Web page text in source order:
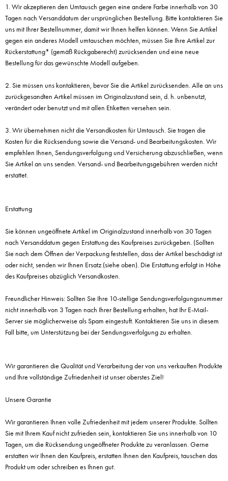
1. Wir akzeptieren den Umtausch gegen eine andere Farbe innerhalb von 30
Tagen nach Versanddatum der ursprünglichen Bestellung. Bitte kontaktieren Sie
uns mit Ihrer Bestellnummer, damit wir Ihnen helfen können. Wenn Sie Artikel
gegen ein anderes Modell umtauschen möchten, müssen Sie Ihre Artikel zur
Rückerstattung* (gemäß Rückgaberecht) zurücksenden und eine neue
Bestellung für das gewünschte Modell aufgeben.
2. Sie müssen uns kontaktieren, bevor Sie die Artikel zurücksenden. Alle an uns
zurückgesandten Artikel müssen im Originalzustand sein, d. h. unbenutzt,
verändert oder benutzt und mit allen Etiketten versehen sein.
3. Wir übernehmen nicht die Versandkosten für Umtausch. Sie tragen die
Kosten für die Rücksendung sowie die Versand- und Bearbeitungskosten. Wir
empfehlen Ihnen, Sendungsverfolgung und Versicherung abzuschließen, wenn
Sie Artikel an uns senden. Versand- und Bearbeitungsgebühren werden nicht
erstattet.
Erstattung
Sie können ungeöffnete Artikel im Originalzustand innerhalb von 30 Tagen
nach Versanddatum gegen Erstattung des Kaufpreises zurückgeben. (Sollten
Sie nach dem Öffnen der Verpackung feststellen, dass der Artikel beschädigt ist
oder nicht, senden wir Ihnen Ersatz (siehe oben). Die Erstattung erfolgt in Höhe
des Kaufpreises abzüglich Versandkosten.
Freundlicher Hinweis: Sollten Sie Ihre 10-stellige Sendungsverfolgungsnummer
nicht innerhalb von 3 Tagen nach Ihrer Bestellung erhalten, hat Ihr E-Mail-
Server sie möglicherweise als Spam eingestuft. Kontaktieren Sie uns in diesem
Fall bitte, um Unterstützung bei der Sendungsverfolgung zu erhalten.
Wir garantieren die Qualität und Verarbeitung der von uns verkauften Produkte
und Ihre vollständige Zufriedenheit ist unser oberstes Ziel!
Unsere Garantie
Wir garantieren Ihnen volle Zufriedenheit mit jedem unserer Produkte. Sollten
Sie mit Ihrem Kauf nicht zufrieden sein, kontaktieren Sie uns innerhalb von 10
Tagen, um die Rücksendung ungeöffneter Produkte zu veranlassen. Gerne
erstatten wir Ihnen den Kaufpreis, erstatten Ihnen den Kaufpreis, tauschen das
Produkt um oder schreiben es Ihnen gut.